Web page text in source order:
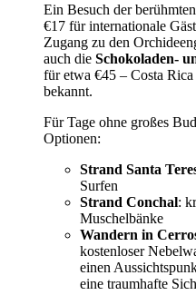
Ein Besuch der berühmten
€17 für internationale
Zugang zu den
auch die Schokoladen-
für etwa €45 – Costa
bekannt.
Für Tage ohne großes
Optionen:
Strand Santa
Surfen
Strand Conchal:
Muschelbänke
Wandern in
kostenloser
einen
eine traumhafte